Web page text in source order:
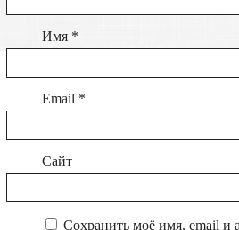
Имя *
Email *
Сайт
Сохранить моё имя, email и